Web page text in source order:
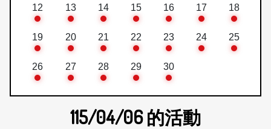
12 13 14 15 16 17 18
19 20 21 22 23 24 25
26 27 28 29 30
115/04/06的活動